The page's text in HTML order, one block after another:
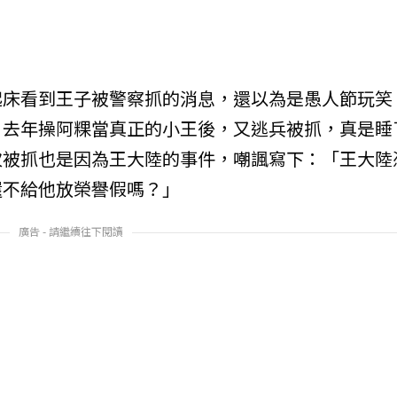
看到王子被警察抓的消息，還以為是愚人節玩
年操阿粿當真正的小王後，又逃兵被抓，真是
抓也是因為王大陸的事件，嘲諷寫下：「王大
給他放榮譽假嗎？」
廣告 - 請繼續往下閱讀